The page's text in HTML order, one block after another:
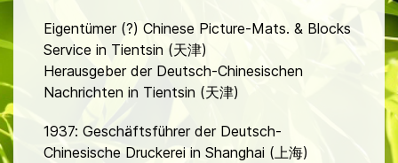
Eigentümer (?) Chinese Picture-Mats. & Blocks
Service in Tientsin (天津)
Herausgeber der Deutsch-Chinesischen
Nachrichten in Tientsin (天津)
1937: Geschäftsführer der Deutsch-
Chinesische Druckerei in Shanghai (上海)